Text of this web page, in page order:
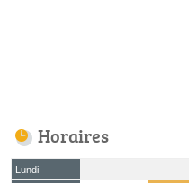
Horaires
Lundi